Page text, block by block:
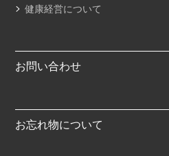
健康経営について
お問い合わせ
お忘れ物について